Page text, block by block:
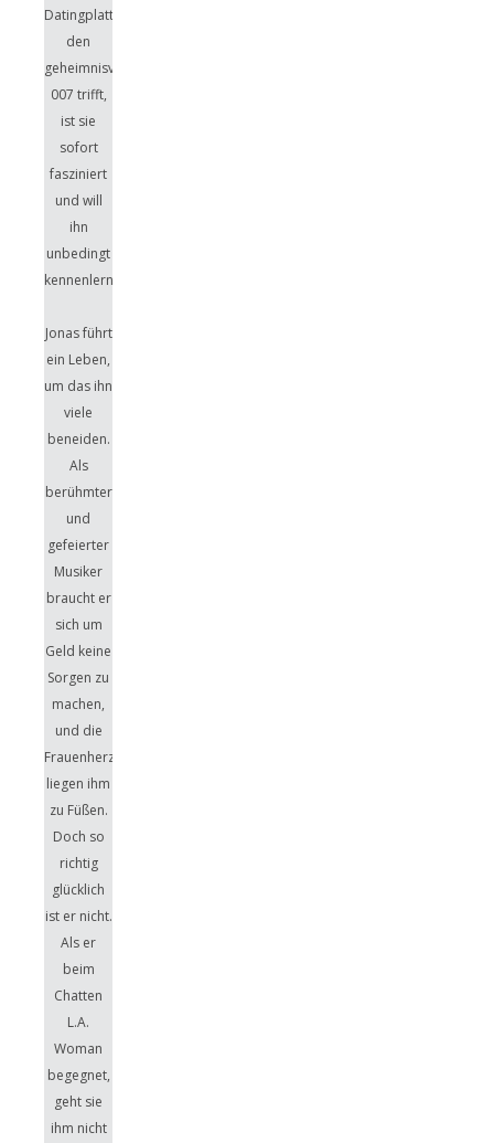
Datingplattform
den
geheimnisvollen
007 trifft,
ist sie
sofort
fasziniert
und will
ihn
unbedingt
kennenlernen.
Jonas führt
ein Leben,
um das ihn
viele
beneiden.
Als
berühmter
und
gefeierter
Musiker
braucht er
sich um
Geld keine
Sorgen zu
machen,
und die
Frauenherzen
liegen ihm
zu Füßen.
Doch so
richtig
glücklich
ist er nicht.
Als er
beim
Chatten
L.A.
Woman
begegnet,
geht sie
ihm nicht